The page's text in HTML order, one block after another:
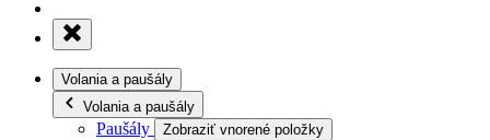
Volania a paušály
Volania a paušály
Paušály Zobraziť vnorené položky